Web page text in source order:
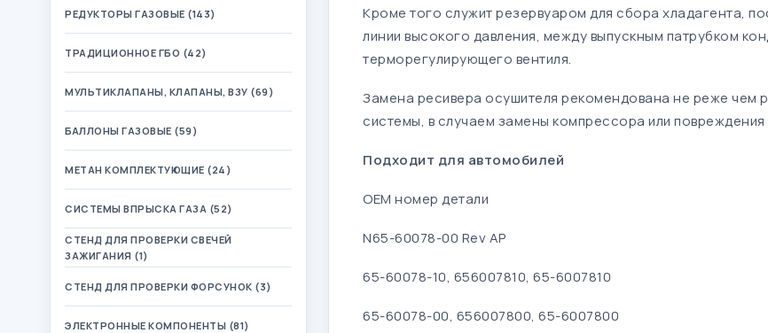
РЕДУКТОРЫ ГАЗОВЫЕ (143)
ТРАДИЦИОННОЕ ГБО (42)
МУЛЬТИКЛАПАНЫ, КЛАПАНЫ, ВЗУ (69)
БАЛЛОНЫ ГАЗОВЫЕ (59)
МЕТАН КОМПЛЕКТУЮЩИЕ (24)
СИСТЕМЫ ВПРЫСКА ГАЗА (52)
СТЕНД ДЛЯ ПРОВЕРКИ СВЕЧЕЙ
ЗАЖИГАНИЯ (1)
СТЕНД ДЛЯ ПРОВЕРКИ ФОРСУНОК (3)
ЭЛЕКТРОННЫЕ КОМПОНЕНТЫ (81)
Кроме того служит резервуаром для сбора хладагента,
линии высокого давления, между выпускным патрубком
терморегулирующего вентиля.
Замена ресивера осушителя рекомендована не реже чем
системы, в случаем замены компрессора или повреждения
Подходит для автомобилей
OEM номер детали
N65-60078-00 Rev AP
65-60078-10, 656007810, 65-6007810
65-60078-00, 656007800, 65-6007800